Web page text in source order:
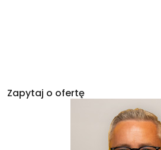
Zapytaj o ofertę